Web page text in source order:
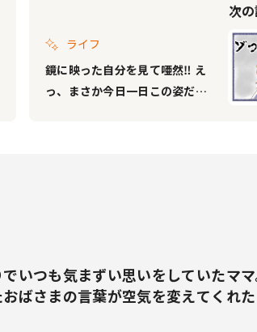
次
ライフ
鏡に映った自分を見て唖然‼︎ え
っ、まさか今日一日この姿だっ
いつも気まずい思いをしていたマ
ばさまの言葉が空気を変えてくれた